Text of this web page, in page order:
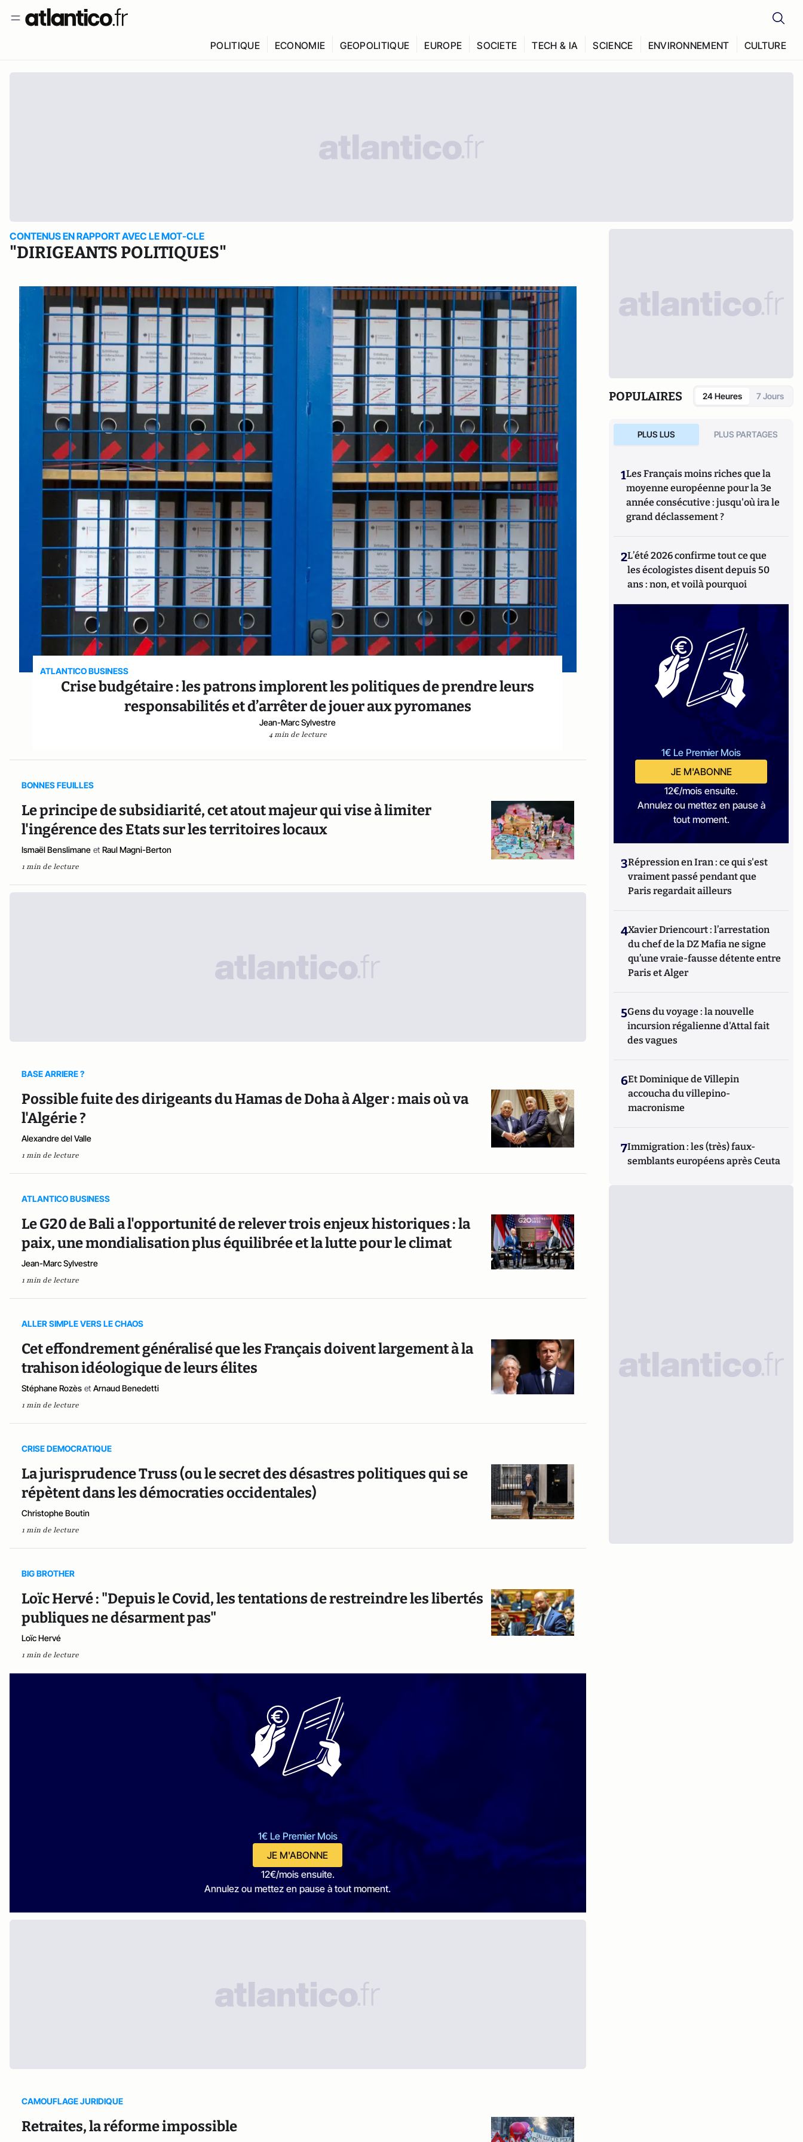
POLITIQUE ECONOMIE GEOPOLITIQUE EUROPE SOCIETE TECH & IA SCIENCE ENVIRONNEMENT CULTURE
CONTENUS EN RAPPORT AVEC LE MOT-CLE
"DIRIGEANTS POLITIQUES"
ATLANTICO BUSINESS
Crise budgétaire : les patrons implorent les politiques de prendre leurs
responsabilités et d’arrêter de jouer aux pyromanes
Jean-Marc Sylvestre
4 min de lecture
BONNES FEUILLES
Le principe de subsidiarité, cet atout majeur qui vise à limiter
l'ingérence des Etats sur les territoires locaux
Ismaël Benslimane et Raul Magni-Berton
1 min de lecture
BASE ARRIERE ?
Possible fuite des dirigeants du Hamas de Doha à Alger : mais où va
l'Algérie ?
Alexandre del Valle
1 min de lecture
ATLANTICO BUSINESS
Le G20 de Bali a l'opportunité de relever trois enjeux historiques : la
paix, une mondialisation plus équilibrée et la lutte pour le climat
Jean-Marc Sylvestre
1 min de lecture
ALLER SIMPLE VERS LE CHAOS
Cet effondrement généralisé que les Français doivent largement à la
trahison idéologique de leurs élites
Stéphane Rozès et Arnaud Benedetti
1 min de lecture
CRISE DEMOCRATIQUE
La jurisprudence Truss (ou le secret des désastres politiques qui se
répètent dans les démocraties occidentales)
Christophe Boutin
1 min de lecture
BIG BROTHER
Loïc Hervé : "Depuis le Covid, les tentations de restreindre les libertés
publiques ne désarment pas"
Loïc Hervé
1 min de lecture
1€ Le Premier Mois
JE M'ABONNE
12€/mois ensuite.
Annulez ou mettez en pause à tout moment.
CAMOUFLAGE JURIDIQUE
Retraites, la réforme impossible
POPULAIRES 24 Heures 7 Jours
PLUS LUS PLUS PARTAGES
1Les Français moins riches que la
moyenne européenne pour la 3e
année consécutive : jusqu'où ira le
grand déclassement ?
2L’été 2026 confirme tout ce que
les écologistes disent depuis 50
ans : non, et voilà pourquoi
1€ Le Premier Mois
JE M'ABONNE
12€/mois ensuite.
Annulez ou mettez en pause à
tout moment.
3Répression en Iran : ce qui s'est
vraiment passé pendant que
Paris regardait ailleurs
4Xavier Driencourt : l’arrestation
du chef de la DZ Mafia ne signe
qu’une vraie-fausse détente entre
Paris et Alger
5Gens du voyage : la nouvelle
incursion régalienne d'Attal fait
des vagues
6Et Dominique de Villepin
accoucha du villepino-
macronisme
7Immigration : les (très) faux-
semblants européens après Ceuta